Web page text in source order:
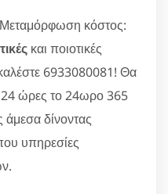
κόστος:
και ποιοτικές
6933080081! Θα
ώρες το 24ωρο 365
άμεσα δίνοντας
υπηρεσίες